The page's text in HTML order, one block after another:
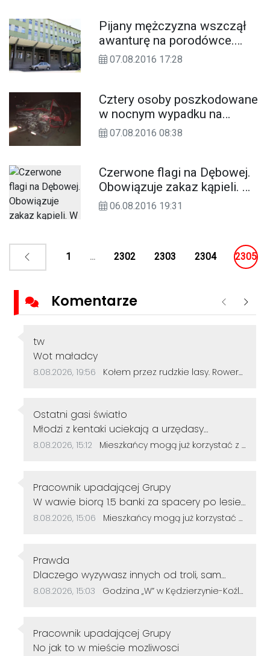
Pijany mężczyzna wszczął
awanturę na porodówce.
Wezwano policję
07.08.2016 17:28
Cztery osoby poszkodowane
w nocnym wypadku na
drodze krajowej nr 45.
07.08.2016 08:38
Czerwone flagi na Dębowej.
Obowiązuje zakaz kąpieli. W
wodzie wykryto groźne
06.08.2016 19:31
1 ... 2302 2303 2304 2305
Komentarze Poprzednie
Autor komentarza:
tw
Treść komentarza:
Wot maładcy
Data dodania komentarza:
8.08.2026, 19:56 Źródło komentarza:
Kołem przez rudzkie lasy. Rowerzyści z Kędzierzyna-Koźla pokonali 50 kilometrów
Autor komentarza:
Ostatni gasi światło
Treść komentarza:
Młodzi z kentaki uciekają a urzędasy
otwierają alejki nic nieznaczące dla rozwoju
Data dodania komentarza:
8.08.2026, 15:12 Źródło komentarza:
Mieszkańcy mogą już korzystać z powiększonego parku w Śródmieściu. Są nowe alejki i ławki
Autor komentarza:
Pracownik upadającej Grupy
Treść komentarza:
W wawie biorą 1.5 banki za spacery po lesie
u nas ile
Data dodania komentarza:
8.08.2026, 15:06 Źródło komentarza:
Mieszkańcy mogą już korzystać z powiększonego parku w Śródmieściu. Są nowe alejki i ławki
Autor komentarza:
Prawda
Treść komentarza:
Dlaczego wyzywasz innych od troli, sam
jesteś tępy. Życzę więcej rozumu.
Data dodania komentarza:
8.08.2026, 15:03 Źródło komentarza:
Godzina „W” w Kędzierzynie-Koźlu. Mieszkańcy uczcili pamięć powstańców warszawskich
Autor komentarza:
Pracownik upadającej Grupy
Treść komentarza:
No jak to w mieście mozliwosci